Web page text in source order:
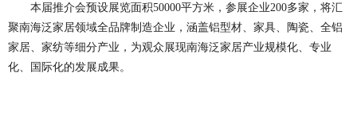
本届推介会预设展览面积50000平方米，参展企业200多家，将汇
聚南海泛家居领域全品牌制造企业，涵盖铝型材、家具、陶瓷、全铝
家居、家纺等细分产业，为观众展现南海泛家居产业规模化、专业
化、国际化的发展成果。